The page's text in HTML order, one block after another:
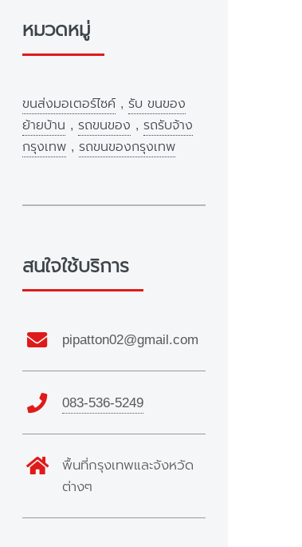
หมวดหมู่
ขนส่งมอเตอร์ไซค์ , รับ ขนของ
ย้ายบ้าน , รถขนของ , รถรับจ้าง
กรุงเทพ , รถขนของกรุงเทพ
สนใจใช้บริการ
pipatton02@gmail.com
083-536-5249
พื้นที่กรุงเทพและจังหวัด
ต่างๆ